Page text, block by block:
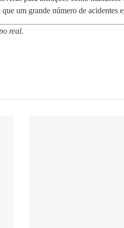
um grande número de acidentes
real.